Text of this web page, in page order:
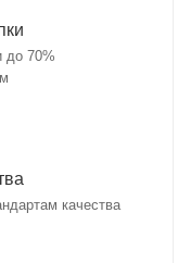
до 70%
качества